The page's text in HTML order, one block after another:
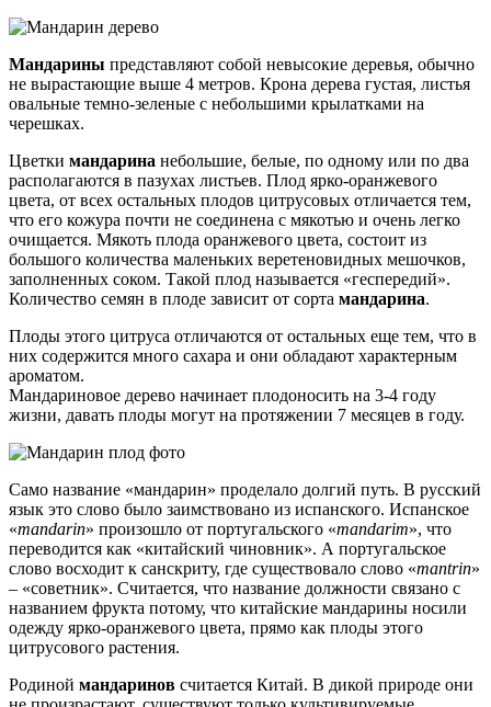
Мандарины представляют собой невысокие деревья, обычно
не вырастающие выше 4 метров. Крона дерева густая, листья
овальные темно-зеленые с небольшими крылатками на
черешках.
Цветки мандарина небольшие, белые, по одному или по два
располагаются в пазухах листьев. Плод ярко-оранжевого
цвета, от всех остальных плодов цитрусовых отличается тем,
что его кожура почти не соединена с мякотью и очень легко
очищается. Мякоть плода оранжевого цвета, состоит из
большого количества маленьких веретеновидных мешочков,
заполненных соком. Такой плод называется «геспередий».
Количество семян в плоде зависит от сорта мандарина.
Плоды этого цитруса отличаются от остальных еще тем, что в
них содержится много сахара и они обладают характерным
ароматом.
Мандариновое дерево начинает плодоносить на 3-4 году
жизни, давать плоды могут на протяжении 7 месяцев в году.
Само название «мандарин» проделало долгий путь. В русский
язык это слово было заимствовано из испанского. Испанское
«mandarin» произошло от португальского «mandarim», что
переводится как «китайский чиновник». А португальское
слово восходит к санскриту, где существовало слово «mantrin»
– «советник». Считается, что название должности связано с
названием фрукта потому, что китайские мандарины носили
одежду ярко-оранжевого цвета, прямо как плоды этого
цитрусового растения.
Родиной мандаринов считается Китай. В дикой природе они